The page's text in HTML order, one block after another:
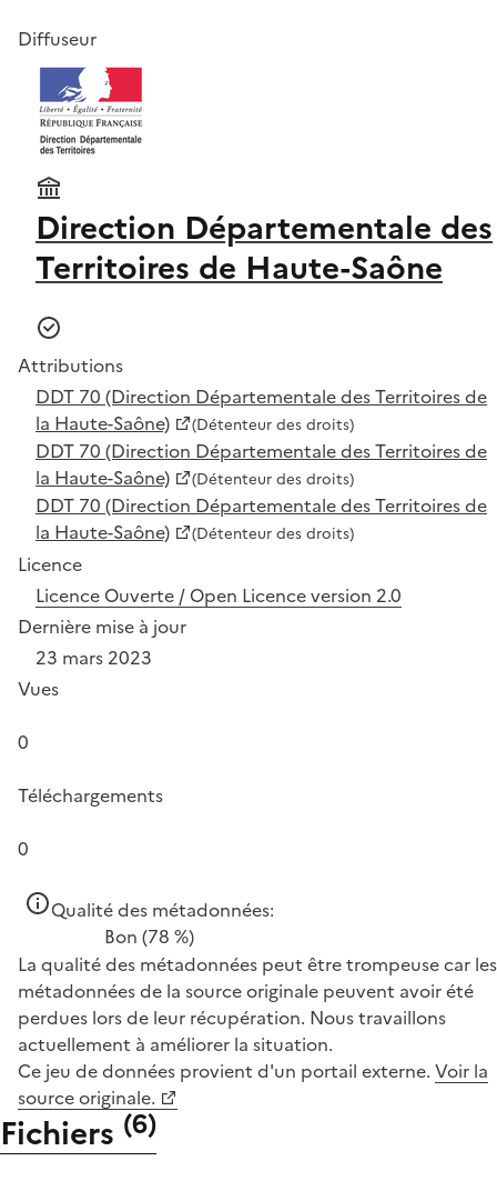
Diffuseur
Direction Départementale des
Territoires de Haute-Saône
Attributions
DDT 70 (Direction Départementale des Territoires de
la Haute-Saône)
(Détenteur des droits)
DDT 70 (Direction Départementale des Territoires de
la Haute-Saône)
(Détenteur des droits)
DDT 70 (Direction Départementale des Territoires de
la Haute-Saône)
(Détenteur des droits)
Licence
Licence Ouverte / Open Licence version 2.0
Dernière mise à jour
23 mars 2023
Vues
0
Téléchargements
0
Qualité des métadonnées:
Bon (78 %)
La qualité des métadonnées peut être trompeuse car les
métadonnées de la source originale peuvent avoir été
perdues lors de leur récupération. Nous travaillons
actuellement à améliorer la situation.
Ce jeu de données provient d'un portail externe. Voir la
source originale.
Fichiers (6)